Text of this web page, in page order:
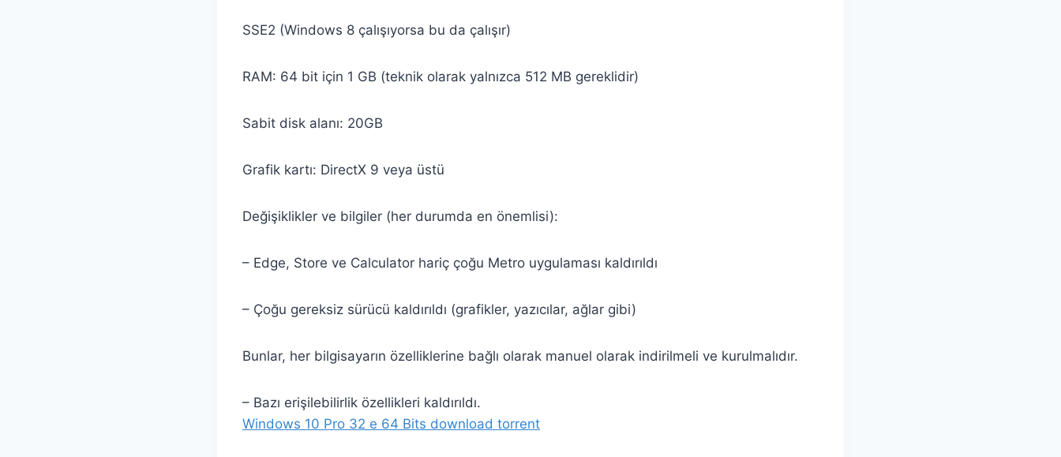
SSE2 (Windows 8 çalışıyorsa bu da çalışır)
RAM: 64 bit için 1 GB (teknik olarak yalnızca 512 MB gereklidir)
Sabit disk alanı: 20GB
Grafik kartı: DirectX 9 veya üstü
Değişiklikler ve bilgiler (her durumda en önemlisi):
– Edge, Store ve Calculator hariç çoğu Metro uygulaması kaldırıldı
– Çoğu gereksiz sürücü kaldırıldı (grafikler, yazıcılar, ağlar gibi)
Bunlar, her bilgisayarın özelliklerine bağlı olarak manuel olarak indirilmeli ve kurulmalıdır.
– Bazı erişilebilirlik özellikleri kaldırıldı.
Windows 10 Pro 32 e 64 Bits download torrent